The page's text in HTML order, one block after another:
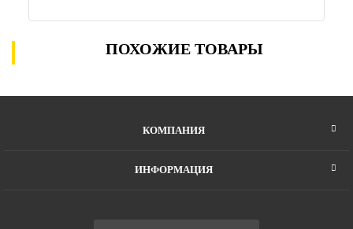
ПОХОЖИЕ ТОВАРЫ
КОМПАНИЯ
ИНФОРМАЦИЯ